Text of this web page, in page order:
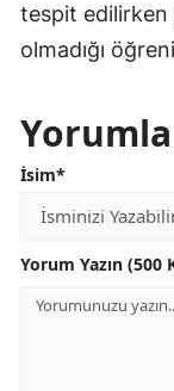
tespit edilirken
olmadığı
İsim*
Yorum Yazın (500